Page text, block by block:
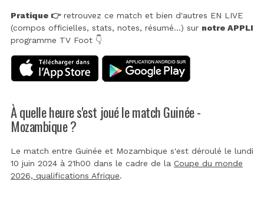
Pratique 👉retrouvez ce match et bien d'autres EN LIVE
(compos officielles, stats, notes, résumé...) sur notre APPLI
programme TV Foot 👇
À quelle heure s'est joué le match Guinée -
Mozambique ?
Le match entre Guinée et Mozambique s'est déroulé le lundi
10 juin 2024 à 21h00 dans le cadre de la Coupe du monde
2026, qualifications Afrique.